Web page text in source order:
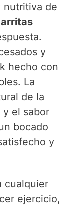
nutritiva de
y
hecho con
La
de la
y el sabor
bocado
y
cualquier
ejercicio,